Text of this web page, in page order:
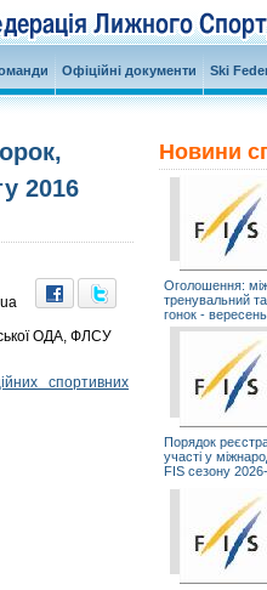
Офіційні документи Ski
2016
ОДА, ФЛСУ
спортивних
Новини
Оголошення:
тренувальний
гонок -
Порядок
участі у
FIS сезону